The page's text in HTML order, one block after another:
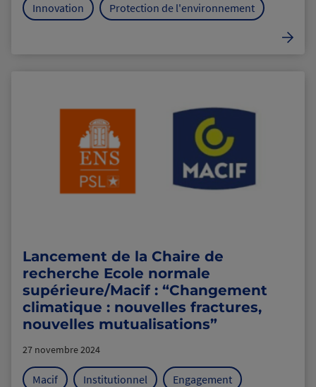
Innovation Protection de l'environnement
Lancement de la Chaire de
recherche Ecole normale
supérieure/Macif : “Changement
climatique : nouvelles fractures,
nouvelles mutualisations”
27 novembre 2024
Macif Institutionnel Engagement